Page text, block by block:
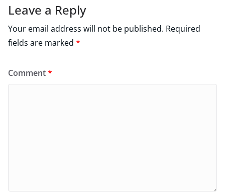
Leave a Reply
Your email address will not be published. Required
fields are marked *
Comment*